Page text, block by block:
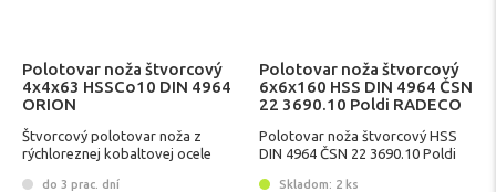
Polotovar noža štvorcový
4x4x63 HSSCo10 DIN 4964
ORION
Štvorcový polotovar noža z
rýchloreznej kobaltovej ocele
do 3 prac. dní
Polotovar noža štvorcový
6x6x160 HSS DIN 4964 ČSN
22 3690.10 Poldi RADECO
Polotovar noža štvorcový HSS
DIN 4964 ČSN 22 3690.10 Poldi
Skladom: 2 ks